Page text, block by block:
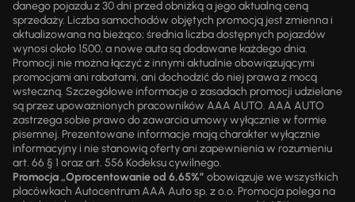
danego pojazdu z 30 dni przed obniżką a jego aktualną ceną
sprzedaży. Liczba samochodów objętych promocją jest zmienna i
aktualizowana na bieżąco; średnia liczba dostępnych pojazdów
wynosi około 1500, a nowe auta są dodawane każdego dnia.
Promocji nie można łączyć z innymi aktualnie obowiązującymi
promocjami ani rabatami, ani dochodzić do niej prawa z mocą
wsteczną. Szczegółowe informacje o zasadach promocji udzielane
są przez upoważnionych pracowników AAA AUTO. AAA AUTO
zastrzega sobie prawo do zawarcia umowy wyłącznie w formie
pisemnej. Prezentowane informacje mają charakter wyłącznie
informacyjny i nie stanowią oferty ani zapewnienia w rozumieniu
art. 66 § 1 oraz art. 556 Kodeksu cywilnego.
Promocja „Oprocentowanie od 6,65%” obowiązuje we wszystkich
placówkach Autocentrum AAA Auto sp. z o.o. Promocja polega na